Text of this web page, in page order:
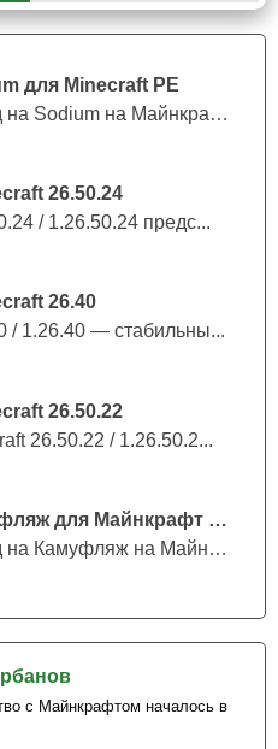
для Minecraft PE
Скачайте Мод на Sodium на Майнкрафт П...
26.50.24
/ 1.26.50.24 предс...
26.40
/ 1.26.40 — стабильны...
26.50.22
26.50.22 / 1.26.50.2...
Мод на Камуфляж для Майнкрафт ПЕ
Скачайте Мод на Камуфляж на Майнкрафт...
с Майнкрафтом началось в
челлендж при помощи
игрок Minecraft PE может
ведь даже после её
у пользователя
школу.